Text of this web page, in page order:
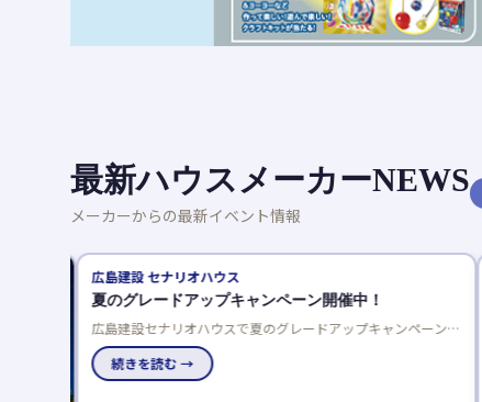
最新ハウスメーカーNEWS
メーカーからの最新イベント情報
広島建設 セナリオハウス
夏のグレードアップキャンペーン開催中！
広島建設セナリオハウスで夏のグレードアップキャンペーン開
催中！来場者プレゼントや豪華仕様を選べるご成約特典でお得
に理想の住まいを実現しませんか。
続きを読む →